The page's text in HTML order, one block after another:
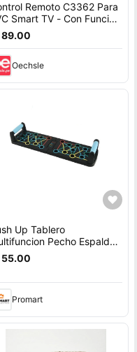
Remoto C3362 Para
Smart TV - Con Función
Voz
89.00
Oechsle
Up Tablero
Pecho Espalda
Triceps
55.00
Promart